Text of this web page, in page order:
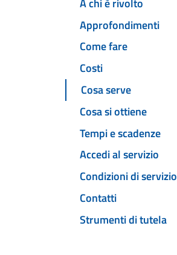
Approfondimenti
Come fare
Costi
Cosa serve
Cosa si ottiene
Tempi e scadenze
Accedi al servizio
Condizioni di servizio
Contatti
Strumenti di tutela